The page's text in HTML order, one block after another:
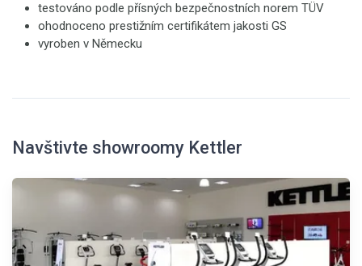
testováno podle přísných bezpečnostních norem TÜV
ohodnoceno prestižním certifikátem jakosti GS
vyroben v Německu
Navštivte showroomy Kettler